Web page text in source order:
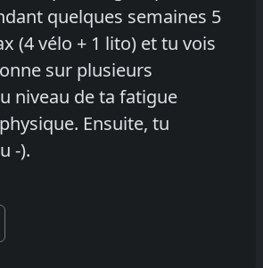
quelques semaines 5
(4 vélo + 1 lito) et tu vois
sur plusieurs
niveau de ta fatigue
Ensuite, tu
-).